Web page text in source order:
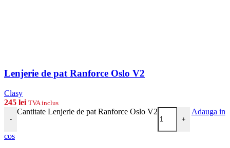
Lenjerie de pat Ranforce Oslo V2
Clasy
245 lei TVA inclus
-
Cantitate Lenjerie de pat Ranforce Oslo V2
+
Adauga in
cos